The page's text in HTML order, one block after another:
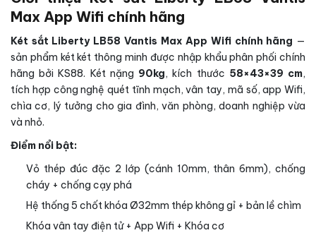
Max App Wifi chính hãng
Két sắt Liberty LB58 Vantis Max App Wifi chính hãng —
sản phẩm két két thông minh được nhập khẩu phân phối chính
hãng bởi KS88. Két nặng 90kg, kích thước 58×43×39 cm,
tích hợp công nghệ quét tĩnh mạch, vân tay, mã số, app Wifi,
chìa cơ, lý tưởng cho gia đình, văn phòng, doanh nghiệp vừa
và nhỏ.
Điểm nổi bật:
Vỏ thép đúc đặc 2 lớp (cánh 10mm, thân 6mm), chống
cháy + chống cạy phá
Hệ thống 5 chốt khóa Ø32mm thép không gỉ + bản lề chìm
Khóa vân tay điện tử + App Wifi + Khóa cơ